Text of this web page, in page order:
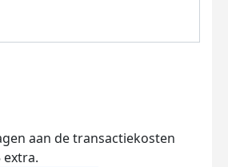
aan de transactiekosten
extra.